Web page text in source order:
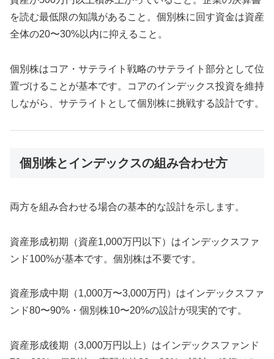
を読む最低限の知識があること。個別株に回す資金は資産
全体の20〜30%以内に抑えること。
個別株はコア・サテライト戦略のサテライト部分として位
置づけることが基本です。コアのインデックス投資を維持
しながら、サテライトとして個別株に挑戦する設計です。
個別株とインデックスの組み合わせ方
両方を組み合わせる場合の基本的な設計を示します。
資産形成初期（資産1,000万円以下）はインデックスファ
ンド100%が基本です。個別株は不要です。
資産形成中期（1,000万〜3,000万円）はインデックスファ
ンド80〜90%・個別株10〜20%の設計が現実的です。
資産形成後期（3,000万円以上）はインデックスファンド